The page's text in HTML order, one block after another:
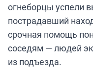
огнеборцы успели
пострадавший
срочная помощь
соседям — людей
из подъезда.